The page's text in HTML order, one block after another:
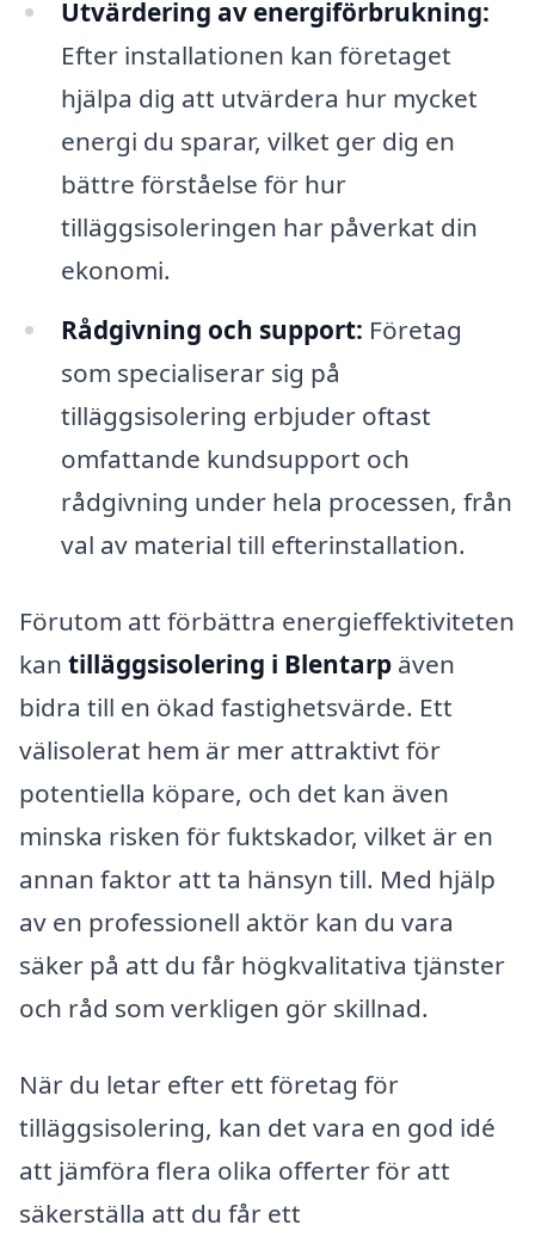
Utvärdering av energiförbrukning:
Efter installationen kan företaget
hjälpa dig att utvärdera hur mycket
energi du sparar, vilket ger dig en
bättre förståelse för hur
tilläggsisoleringen har påverkat din
ekonomi.
Rådgivning och support: Företag
som specialiserar sig på
tilläggsisolering erbjuder oftast
omfattande kundsupport och
rådgivning under hela processen, från
val av material till efterinstallation.
Förutom att förbättra energieffektiviteten
kan tilläggsisolering i Blentarp även
bidra till en ökad fastighetsvärde. Ett
välisolerat hem är mer attraktivt för
potentiella köpare, och det kan även
minska risken för fuktskador, vilket är en
annan faktor att ta hänsyn till. Med hjälp
av en professionell aktör kan du vara
säker på att du får högkvalitativa tjänster
och råd som verkligen gör skillnad.
När du letar efter ett företag för
tilläggsisolering, kan det vara en god idé
att jämföra flera olika offerter för att
säkerställa att du får ett